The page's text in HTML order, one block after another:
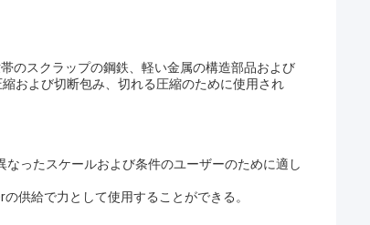
のスクラップの鋼鉄、軽い金属の構造部品および
および切断包み、切れる圧縮のために使用され
ったスケールおよび条件のユーザーのために適し
供給で力として使用することができる。